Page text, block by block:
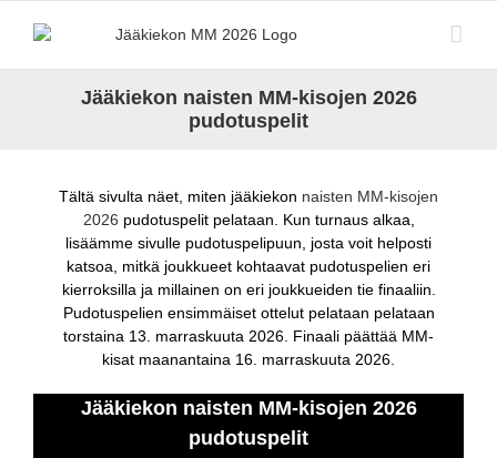
Jääkiekon naisten MM-kisojen 2026
pudotuspelit
Tältä sivulta näet, miten jääkiekon naisten MM-kisojen
2026 pudotuspelit pelataan. Kun turnaus alkaa,
lisäämme sivulle pudotuspelipuun, josta voit helposti
katsoa, mitkä joukkueet kohtaavat pudotuspelien eri
kierroksilla ja millainen on eri joukkueiden tie finaaliin.
Pudotuspelien ensimmäiset ottelut pelataan pelataan
torstaina 13. marraskuuta 2026. Finaali päättää MM-
kisat maanantaina 16. marraskuuta 2026.
Jääkiekon naisten MM-kisojen 2026
pudotuspelit